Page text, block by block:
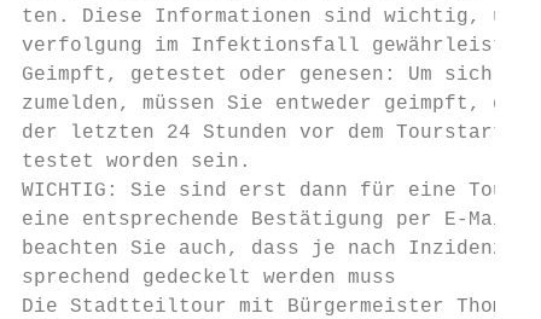
ten. Diese Informationen sind wichtig, um
verfolgung im Infektionsfall gewährleisten
Geimpft, getestet oder genesen: Um sich
zumelden, müssen Sie entweder geimpft,
der letzten 24 Stunden vor dem Tourstart
testet worden sein.
WICHTIG: Sie sind erst dann für eine Tour
eine entsprechende Bestätigung per E-Mail
beachten Sie auch, dass je nach Inzidenz
sprechend gedeckelt werden muss
Die Stadtteiltour mit Bürgermeister Thomas